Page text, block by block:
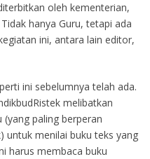
oleh kementerian,
hanya Guru, tetapi ada
ini, antara lain editor,
ini sebelumnya telah ada.
melibatkan
paling berperan
untuk menilai buku teks yang
harus membaca buku